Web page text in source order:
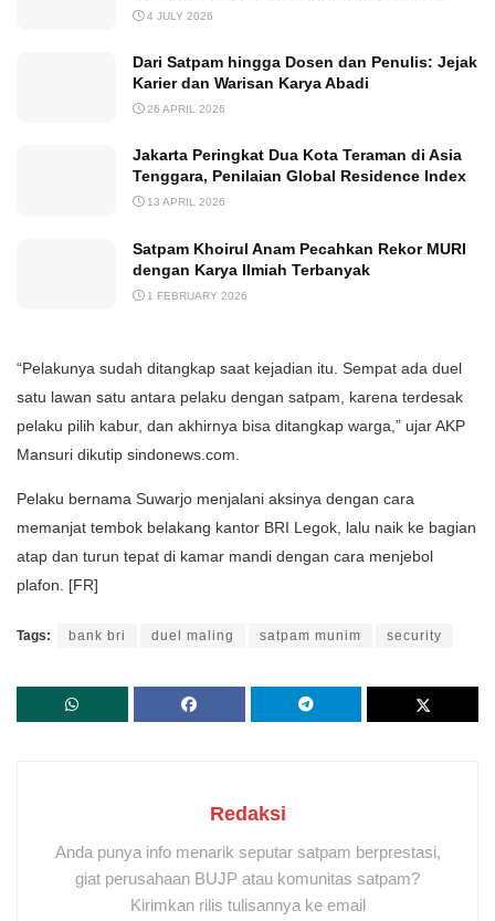
4 JULY 2026
Dari Satpam hingga Dosen dan Penulis: Jejak
Karier dan Warisan Karya Abadi
26 APRIL 2026
Jakarta Peringkat Dua Kota Teraman di Asia
Tenggara, Penilaian Global Residence Index
13 APRIL 2026
Satpam Khoirul Anam Pecahkan Rekor MURI
dengan Karya Ilmiah Terbanyak
1 FEBRUARY 2026
“Pelakunya sudah ditangkap saat kejadian itu. Sempat ada duel
satu lawan satu antara pelaku dengan satpam, karena terdesak
pelaku pilih kabur, dan akhirnya bisa ditangkap warga,” ujar AKP
Mansuri dikutip sindonews.com.
Pelaku bernama Suwarjo menjalani aksinya dengan cara
memanjat tembok belakang kantor BRI Legok, lalu naik ke bagian
atap dan turun tepat di kamar mandi dengan cara menjebol
plafon. [FR]
Tags: bank bri duel maling satpam munim security
Redaksi
Anda punya info menarik seputar satpam berprestasi,
giat perusahaan BUJP atau komunitas satpam?
Kirimkan rilis tulisannya ke email